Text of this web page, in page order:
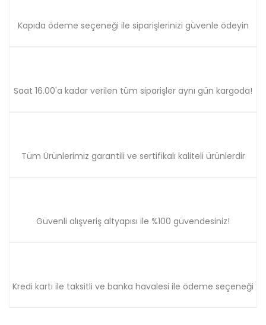
Kapıda ödeme seçeneği ile siparişlerinizi güvenle ödeyin
Saat 16.00'a kadar verilen tüm siparişler aynı gün kargoda!
Tüm Ürünlerimiz garantili ve sertifikalı kaliteli ürünlerdir
Güvenli alışveriş altyapısı ile %100 güvendesiniz!
Kredi kartı ile taksitli ve banka havalesi ile ödeme seçeneği